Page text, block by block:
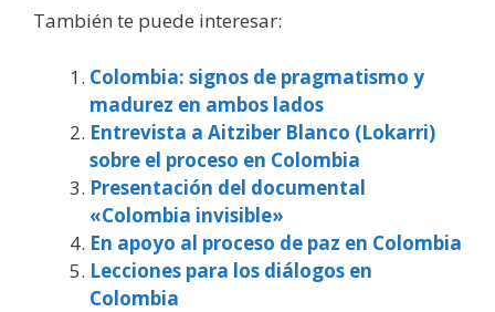
También te puede interesar:
Colombia: signos de pragmatismo y
madurez en ambos lados
Entrevista a Aitziber Blanco (Lokarri)
sobre el proceso en Colombia
Presentación del documental
«Colombia invisible»
En apoyo al proceso de paz en Colombia
Lecciones para los diálogos en
Colombia